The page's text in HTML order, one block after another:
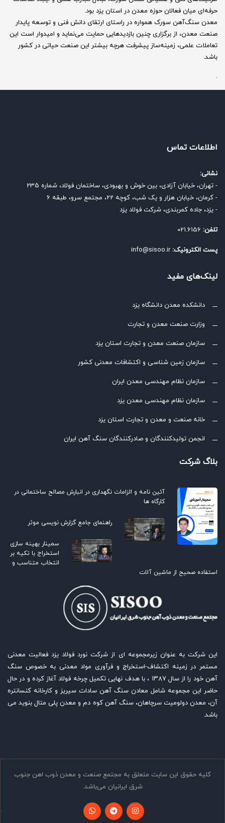
حرفه‌ای میان فعالان حوزه معدن در استان یزد بود.
معدن سنگ‌آهن سورک همواره در راستای ارتقای دانش فنی و توسعه پایدار
صنعت معدن، از برگزاری چنین بازدیدهایی حمایت می‌نماید و امیدوار است این
تعاملات علمی، زمینه‌ساز پیشرفت هرچه بیشتر این صنعت حیاتی در کشور
باشد.
.
اطلاعات تماس
نشانی:
- تهران، خیابان آزادی، بین خوش و بهبودی، ساختمان فولاد، شماره 235
- کرمان، خیابان هزار و یک شب، کوچه 22، مجتمع سرو، طبقه 6
- یزد، جاده کمربندی، شرکت فولاد یزد
تلفن:
پست الکترونیک: info@sisoo.ir
لینک‌های مفید
دانشکده معدن دانشگاه یزد
وزارت صنعت معدن و تجارت
سازمان صنعت معدن و تجارت استان یزد
سازمان زمین شناسی و اکتشافات معدنی کشور
سازمان نظام مهندسی معدن ایران
سازمان نظام مهندسی معدن یزد
خانه صنعت و معدن و تجارت استان یزد
انجمن تولیدکنندگان و صادرکنندگان سنگ آهن ایران
بلاگ شرکت
آئین نامه و الزامات نگهداری در انبارش مصالح ساختمانی در
کارگاه ها
راهنمای جامع گزارش نویسی موثر
سمینار بهینه سازی
استخراج با تکیه بر
انتخاب متناسب و
استفاده صحیح از ماشین آلات
این شرکت به عنوان زیرمجموعه ای از شرکت نورد فولاد یزد فعالیت معدنی
مستمر در زمینه اکتشاف-استخراج و فرآوری مواد معدنی به خصوص سنگ
آهن خود را از سال ۱۳۸۷ ، با هدف نهایی تکمیل چرخه فولاد آغاز کرده و در حال
حاضر این مجموعه شامل معادن سنگ آهن سادات سیریز و کارخانه کنسانتره
آن، معدن دولومیت سرچاهان، سنگ آهن کوه دم و معدن پلی متال بنوید می
باشد.
کليه حقوق اين سايت متعلق به مجتمع صنعت و معدن ذوب اهن جنوب
شرق ایرانیان می‌باشد.